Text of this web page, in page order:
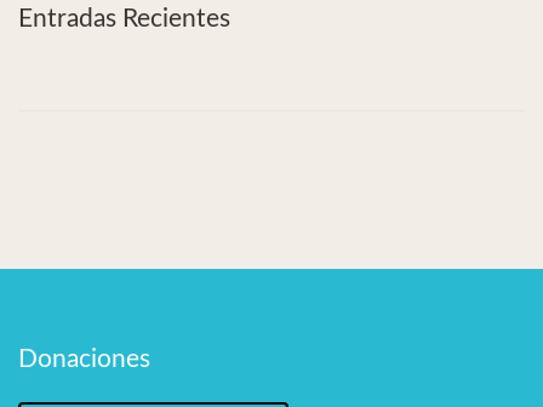
Entradas Recientes
Donaciones